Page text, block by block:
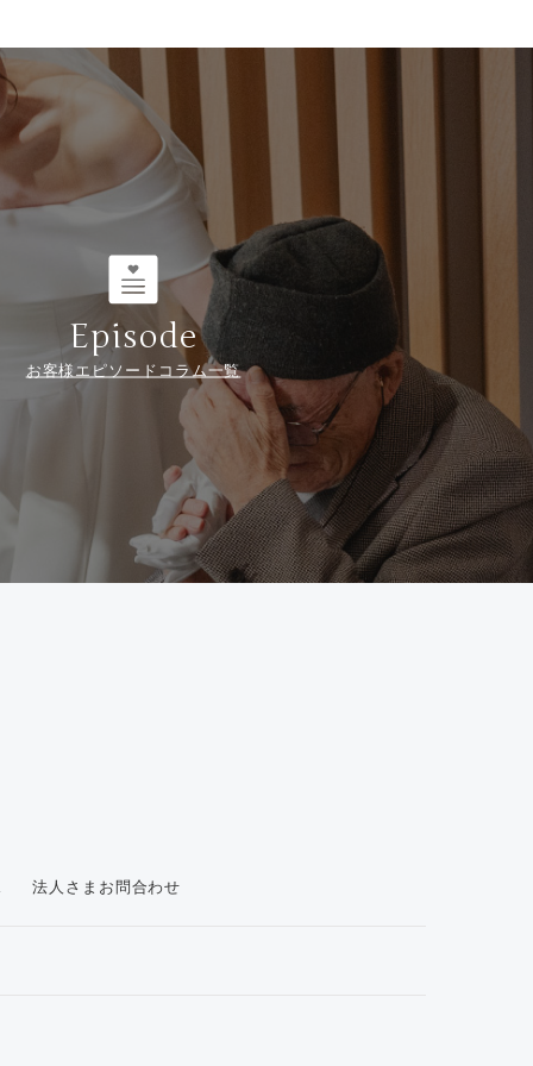
Episode
お客様エピソードコラム一覧
法人さまお問合わせ